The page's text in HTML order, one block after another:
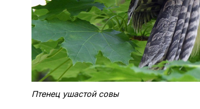
Птенец ушастой совы